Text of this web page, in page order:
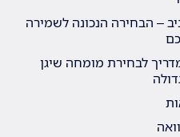
– הבחירה הנכונה לשמירה
לבחירת מומחה שיגן